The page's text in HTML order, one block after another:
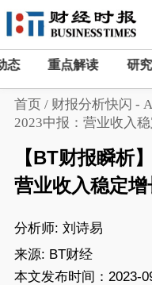
态 重点解读 研
首页/ 财报分析快闪 -
2023中报：营业收入
【BT财报瞬析
营业收入稳定
分析师: 刘诗易
来源: BT财经
本文发布时间：2023-